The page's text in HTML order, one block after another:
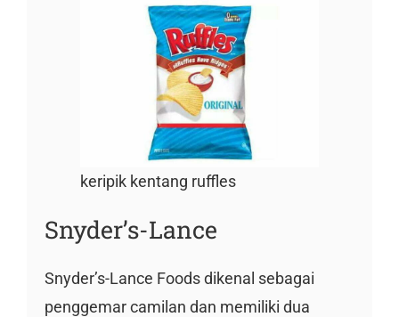
keripik kentang ruffles
Snyder’s-Lance
Snyder’s-Lance Foods dikenal sebagai
penggemar camilan dan memiliki dua